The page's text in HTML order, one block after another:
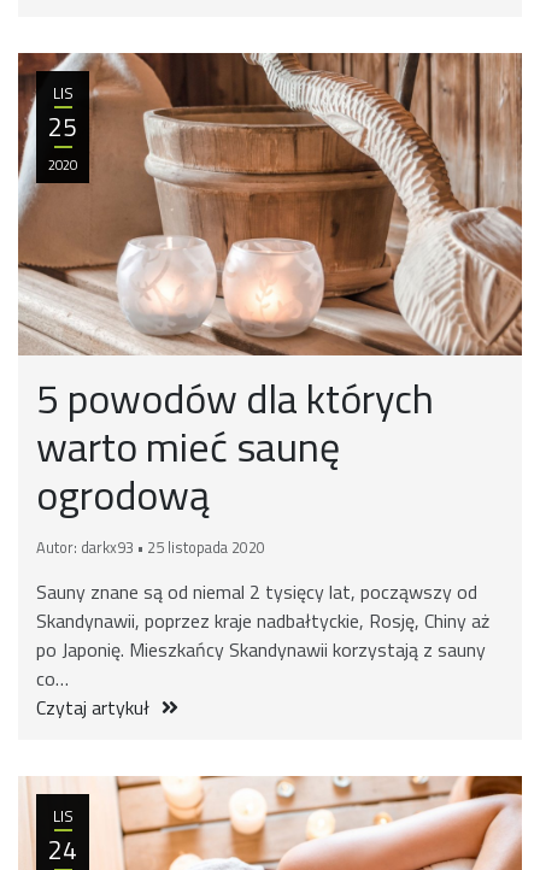
LIS
25
2020
5 powodów dla których
warto mieć saunę
ogrodową
Autor: darkx93 • 25 listopada 2020
Sauny znane są od niemal 2 tysięcy lat, począwszy od
Skandynawii, poprzez kraje nadbałtyckie, Rosję, Chiny aż
po Japonię. Mieszkańcy Skandynawii korzystają z sauny
co…
Czytaj artykuł
LIS
24